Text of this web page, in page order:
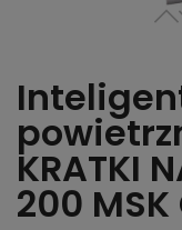
KRATKI
200 MSK